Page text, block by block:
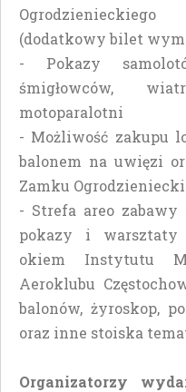
(dodatkowy bilet
- Pokazy
śmigłowców,
motoparalotni
- Możliwość zakupu
balonem na uwięzi
Zamku
- Strefa areo zabawy
pokazy i warsztaty
okiem Instytutu
Aeroklubu
balonów, żyroskop,
oraz inne stoiska
Organizatorzy